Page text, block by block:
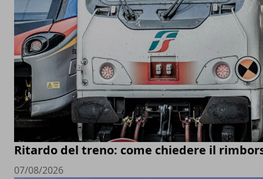
Ritardo del treno: come chiedere il
07/08/2026